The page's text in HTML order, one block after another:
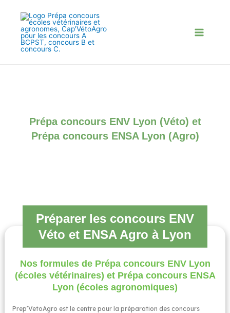
contenu
Prépa concours ENV Lyon (Véto) et
Prépa concours ENSA Lyon (Agro)​
Préparer les concours ENV
Véto et ENSA Agro à Lyon
Nos formules de Prépa concours ENV Lyon
(écoles vétérinaires) et Prépa concours ENSA
Lyon (écoles agronomiques)​
Prep’VetoAgro est le centre pour la préparation des concours